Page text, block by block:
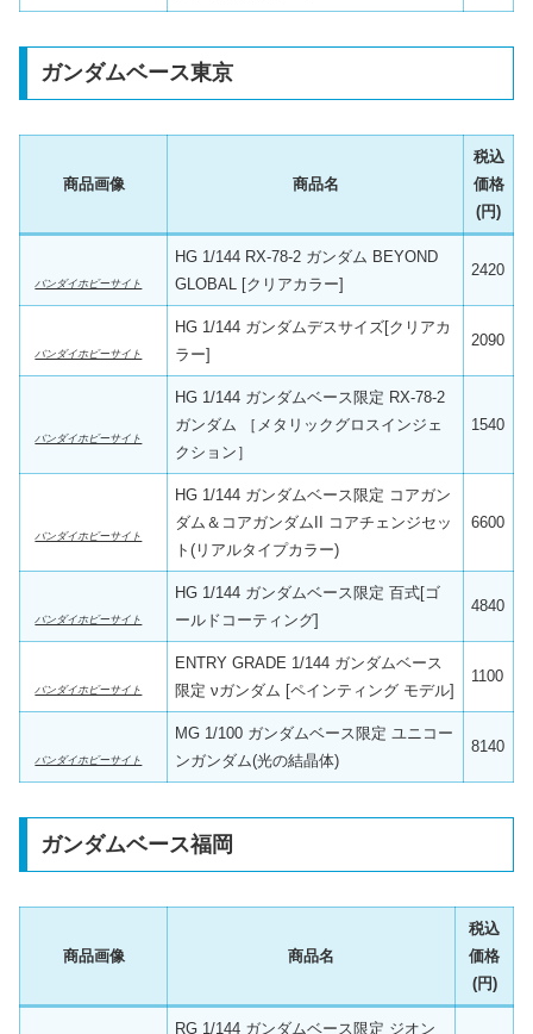
ガンダムベース東京
商品画像 商品名
税込
価格
(円)
バンダイホビーサイト
HG 1/144 RX-78-2 ガンダム BEYOND
GLOBAL [クリアカラー]
2420
バンダイホビーサイト
HG 1/144 ガンダムデスサイズ[クリアカ
ラー]
2090
バンダイホビーサイト
HG 1/144 ガンダムベース限定 RX-78-2
ガンダム ［メタリックグロスインジェ
クション］
1540
バンダイホビーサイト
HG 1/144 ガンダムベース限定 コアガン
ダム＆コアガンダムII コアチェンジセッ
ト(リアルタイプカラー)
6600
バンダイホビーサイト
HG 1/144 ガンダムベース限定 百式[ゴ
ールドコーティング]
4840
バンダイホビーサイト
ENTRY GRADE 1/144 ガンダムベース
限定 νガンダム [ペインティング モデル]
1100
バンダイホビーサイト
MG 1/100 ガンダムベース限定 ユニコー
ンガンダム(光の結晶体)
8140
ガンダムベース福岡
商品画像 商品名
税込
価格
(円)
RG 1/144 ガンダムベース限定 ジオン